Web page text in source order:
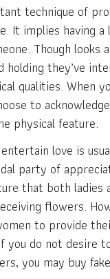
technique of
It implies having
Though looks
they’ve
qualities. When
to
physical feature.
love is
party of
that both ladies
flowers.
to provide
you do not desire
you may buy